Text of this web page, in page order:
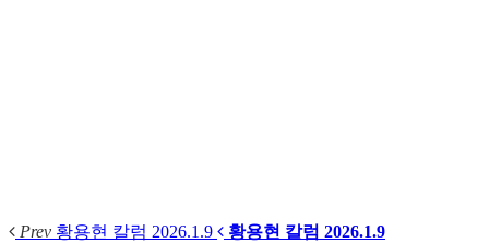
Prev 황용현 칼럼 2026.1.9
황용현 칼럼 2026.1.9